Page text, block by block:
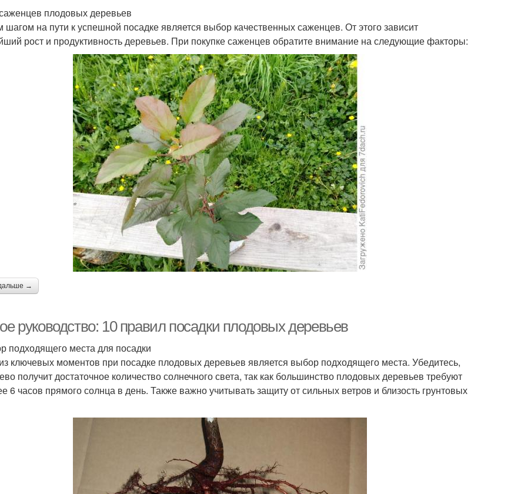
плодовых деревьев
на пути к успешной посадке является выбор качественных саженцев. От этого зависит
рост и продуктивность деревьев. При покупке саженцев обратите внимание на следующие факторы:
→
руководство: 10 правил посадки плодовых деревьев
подходящего места для посадки
ключевых моментов при посадке плодовых деревьев является выбор подходящего места. Убедитесь,
получит достаточное количество солнечного света, так как большинство плодовых деревьев требуют
6 часов прямого солнца в день. Также важно учитывать защиту от сильных ветров и близость грунтовых